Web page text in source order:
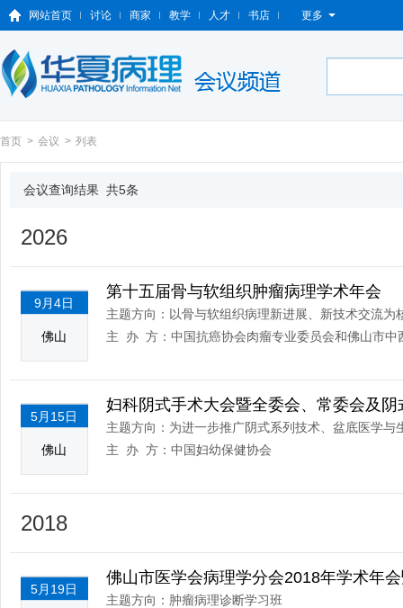
网站首页 讨论 商家 教学 人才 书店 更多
首页 > 会议 > 列表
会议查询结果 共5条
2026
9月4日
佛山
第十五届骨与软组织肿瘤病理学术年会
主题方向：以骨与软组织病理新进展、新技术交流
主 办 方：中国抗癌协会肉瘤专业委员会和佛山市中
5月15日
佛山
妇科阴式手术大会暨全委会、常委会及阴
主题方向：为进一步推广阴式系列技术、盆底医学
主 办 方：中国妇幼保健协会
2018
5月19日
佛山市医学会病理学分会2018年学术年
主题方向：肿瘤病理诊断学习班